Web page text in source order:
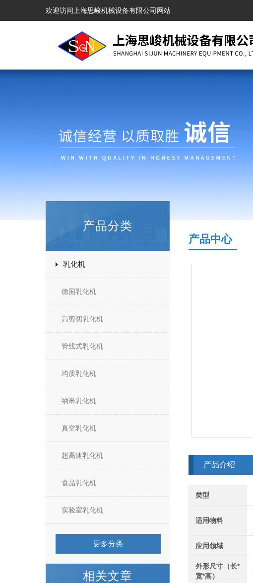
欢迎访问上海思峻机械设备有限公司网站
产品分类
乳化机
德国乳化机
高剪切乳化机
管线式乳化机
均质乳化机
纳米乳化机
真空乳化机
超高速乳化机
食品乳化机
实验室乳化机
更多分类
相关文章
产品中心
产品介绍
类型
适用物料
应用领域
外形尺寸（长*
宽*高）